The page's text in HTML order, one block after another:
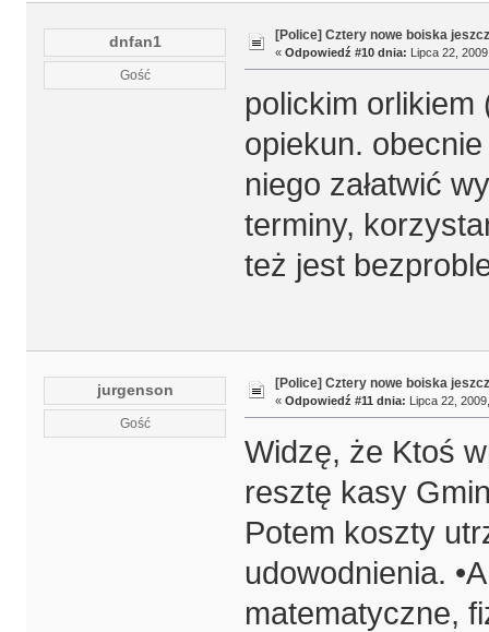
dnfan1
Gość
[Police] Cztery nowe boiska
« Odpowiedź #10 dnia: Lipca 22,
polickim
opiekun.
niego załatwić
terminy,
też jest
jurgenson
Gość
[Police] Cztery nowe boiska
« Odpowiedź #11 dnia: Lipca 22,
Widzę, że Ktoś
resztę kasy
Potem koszty
udowodnienia.
matematyczne,